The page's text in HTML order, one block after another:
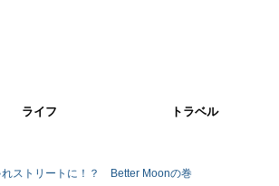
ライフ トラベル
れストリートに！？ Better Moonの巻